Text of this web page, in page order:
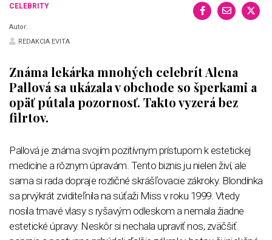
CELEBRITY
Autor:
REDAKCIA EVITA
Známa lekárka mnohých celebrít Alena
Pallová sa ukázala v obchode so šperkami a
opäť pútala pozornosť. Takto vyzerá bez
filrtov.
Pallová je známa svojím pozitívnym prístupom k estetickej
medicíne a rôznym úpravám. Tento biznis ju nielen živí, ale
sama si rada dopraje rozličné skrášľovacie zákroky. Blondínka
sa prvýkrát zviditeľnila na súťaži Miss v roku 1999. Vtedy
nosila tmavé vlasy s ryšavým odleskom a nemala žiadne
estetické úpravy. Neskôr si nechala upraviť nos, zväčšiť